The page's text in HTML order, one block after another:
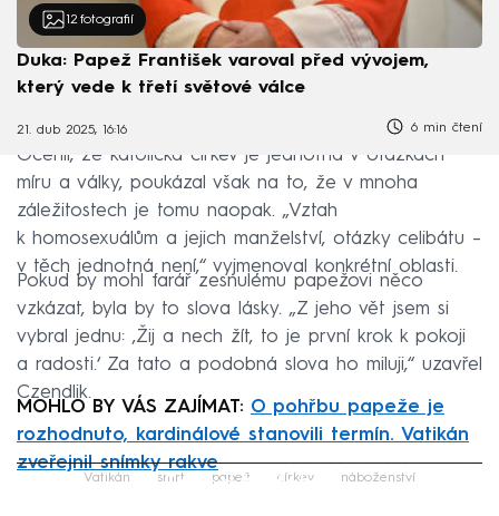
12 fotografií
Duka: Papež František varoval před vývojem,
který vede k třetí světové válce
21. dub 2025, 16:16 6 min čtení
Ocenil, že katolická církev je jednotná v otázkách
míru a války, poukázal však na to, že v mnoha
záležitostech je tomu naopak. „Vztah
k homosexuálům a jejich manželství, otázky celibátu –
v těch jednotná není,“ vyjmenoval konkrétní oblasti.
Pokud by mohl farář zesnulému papežovi něco
vzkázat, byla by to slova lásky. „Z jeho vět jsem si
vybral jednu: ‚Žij a nech žít, to je první krok k pokoji
a radosti.‘ Za tato a podobná slova ho miluji,“ uzavřel
Czendlik.
MOHLO BY VÁS ZAJÍMAT: O pohřbu papeže je
rozhodnuto, kardinálové stanovili termín. Vatikán
zveřejnil snímky rakve
Failed to fetch
Vatikán smrt papež církev náboženství